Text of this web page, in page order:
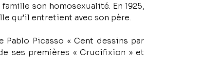
son homosexualité. En 1925,
qu’il entretient avec son père.
Picasso « Cent dessins par
ses premières « Crucifixion » et